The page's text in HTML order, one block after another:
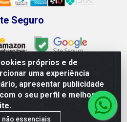
próprios e de
uma experiência
apresentar publicidade
o seu perfil e melhorar a
não essenciais
Seguro
LTDA - Rodovia BR 428,
Petrolina/PE - CEP 56.320-746 -
0001-98